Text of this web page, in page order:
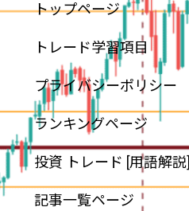
トップページ
トレード学習項目
プライバシーポリシー
ランキングページ
投資 トレード [用語解説]
記事一覧ページ